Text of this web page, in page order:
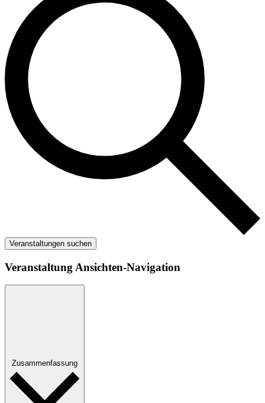
Veranstaltungen suchen
Veranstaltung Ansichten-Navigation
Zusammenfassung